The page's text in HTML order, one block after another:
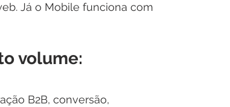
Já o Mobile funciona com
volume:
B2B, conversão,